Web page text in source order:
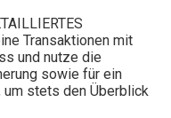
Transaktionen mit
und nutze die
sowie für ein
stets den Überblick